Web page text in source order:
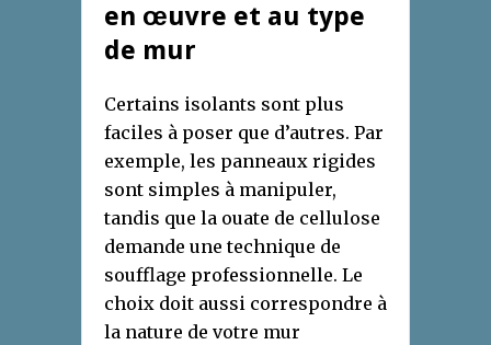
en œuvre et au type
de mur
Certains isolants sont plus
faciles à poser que d’autres. Par
exemple, les panneaux rigides
sont simples à manipuler,
tandis que la ouate de cellulose
demande une technique de
soufflage professionnelle. Le
choix doit aussi correspondre à
la nature de votre mur